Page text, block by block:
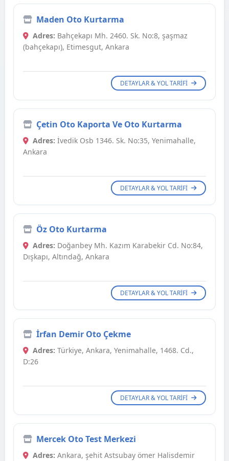
Maden Oto Kurtarma
Adres: Bahçekapı Mh. 2460. Sk. No:8, şaşmaz
(bahçekapı), Etimesgut, Ankara
DETAYLAR & YOL TARIFI
Çetin Oto Kaporta Ve Oto Kurtarma
Adres: İvedik Osb 1346. Sk. No:35, Yenimahalle,
Ankara
DETAYLAR & YOL TARIFI
Öz Oto Kurtarma
Adres: Doğanbey Mh. Kazım Karabekir Cd. No:84,
Dışkapı, Altındağ, Ankara
DETAYLAR & YOL TARIFI
İrfan Demir Oto Çekme
Adres: Türkiye, Ankara, Yenimahalle, 1468. Cd.,
D:26
DETAYLAR & YOL TARIFI
Mercek Oto Test Merkezi
Adres: Ankara, şehit Astsubay ömer Halisdemir